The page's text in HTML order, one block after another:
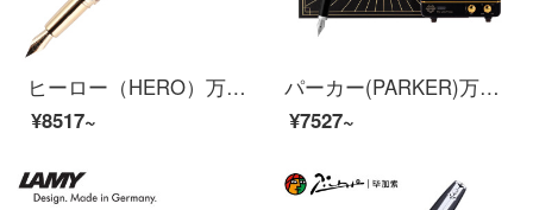
ヒーロー（HERO）万年筆HS 208イリジウムの万年筆ビジネスプレゼントオフィスプレゼントサイン入り万年筆イエロー
¥8517~
パーカー(PARKER)万年筆ギフトボックスIM深さ黒と黒のインキペン+猫王ギフトボックス
¥7527~